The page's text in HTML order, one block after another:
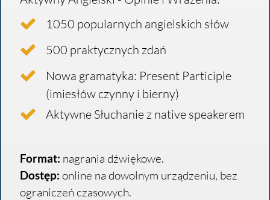
1050 popularnych angielskich słów
500 praktycznych zdań
Nowa gramatyka: Present Participle
(imiesłów czynny i bierny)
Aktywne Słuchanie z native speakerem
Format: nagrania dźwiękowe.
Dostęp: online na dowolnym urządzeniu, bez
ograniczeń czasowych.